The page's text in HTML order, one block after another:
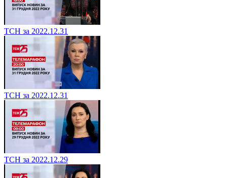
ТСН за 2022.12.31
ТСН за 2022.12.31
ТСН за 2022.12.29